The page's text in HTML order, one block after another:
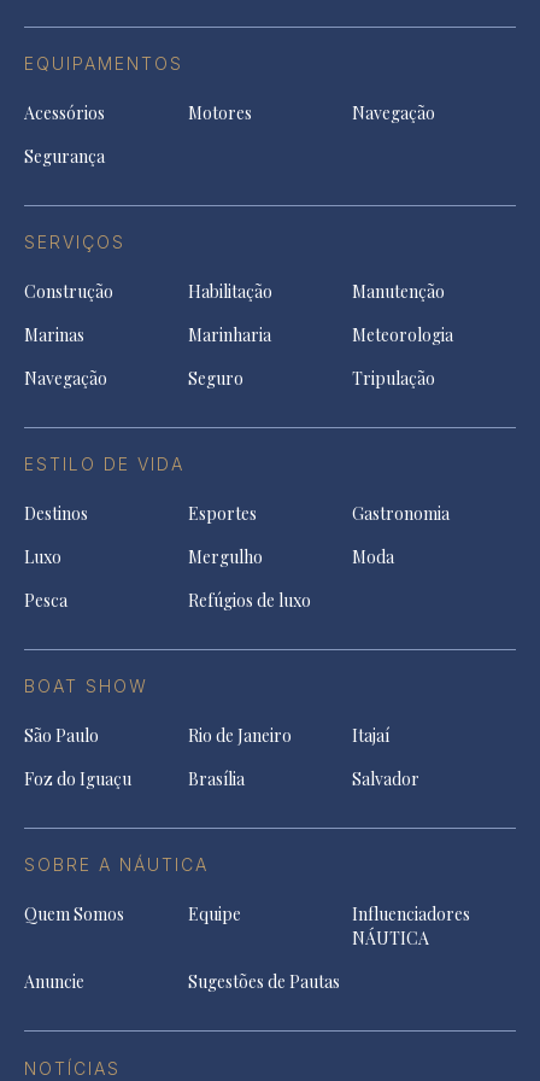
EQUIPAMENTOS
Acessórios Motores
Navegação
Segurança
SERVIÇOS
Construção Habilitação
Manutenção
Marinas
Marinharia
Meteorologia
Navegação
Seguro Tripulação
ESTILO DE VIDA
Destinos Esportes
Gastronomia
Luxo
Mergulho
Moda
Pesca
Refúgios de luxo
BOAT SHOW
São Paulo Rio de Janeiro
Itajaí
Foz do Iguaçu
Brasília Salvador
SOBRE A NÁUTICA
Quem Somos Equipe
Influenciadores
NÁUTICA
Anuncie
Sugestões de Pautas
NOTÍCIAS